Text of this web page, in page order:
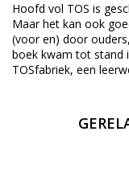
Hoofd vol TOS is
Maar het kan ook
(voor en) door
boek kwam tot stand
TOSfabriek, een